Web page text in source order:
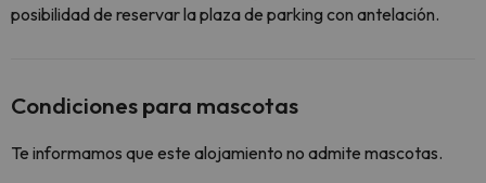
posibilidad de reservar la plaza de parking con antelación.
Condiciones para mascotas
Te informamos que este alojamiento no admite mascotas.